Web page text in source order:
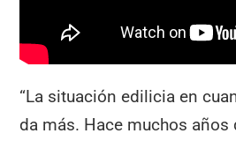
“La situación edilicia en
da más. Hace muchos años